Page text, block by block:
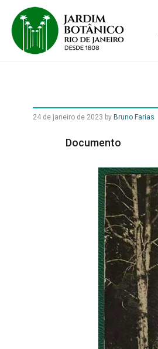
24 de janeiro de 2023 by Bruno Farias
Documento